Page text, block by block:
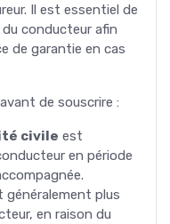
Il est essentiel de
conducteur afin
de garantie en cas
de souscrire :
civile est
en période
généralement plus
en raison du